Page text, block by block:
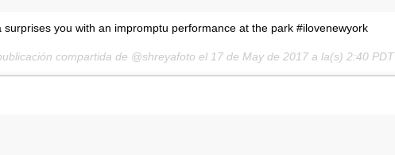
surprises you with an impromptu performance at the park #ilovenewyork
compartida de @shreyafoto el 17 de May de 2017 a la(s) 2:40 PDT